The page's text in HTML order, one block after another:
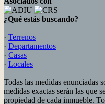
¿Qué estás buscando?
· Terrenos
· Departamentos
· Casas
· Locales
Todas las medidas enunciadas
medidas exactas serán las que
propiedad de cada inmueble.